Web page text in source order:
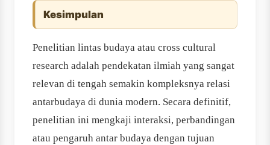
Kesimpulan
Penelitian lintas budaya atau cross cultural
research adalah pendekatan ilmiah yang sangat
relevan di tengah semakin kompleksnya relasi
antarbudaya di dunia modern. Secara definitif,
penelitian ini mengkaji interaksi, perbandingan
atau pengaruh antar budaya dengan tujuan